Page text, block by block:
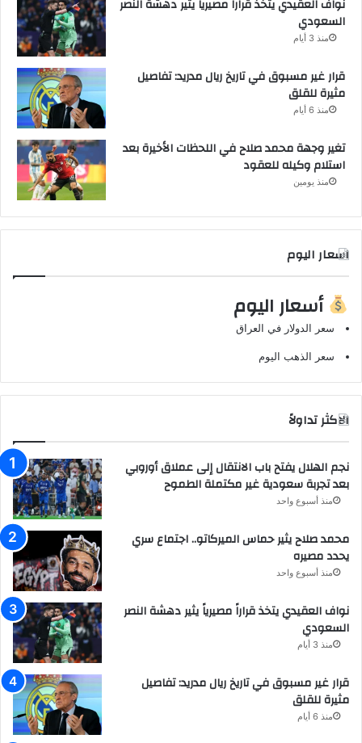
نواف العقيدي يتخذ قراراً مصيرياً يثير دهشة النصر
السعودي
منذ 3 أيام
قرار غير مسبوق في تاريخ ريال مدريد: تفاصيل
مثيرة للقلق
منذ 6 أيام
تغير وجهة محمد صلاح في اللحظات الأخيرة بعد
استلام وكيله للعقود
منذ يومين
اسعار اليوم
أسعار اليوم
سعر الدولار في العراق
سعر الذهب اليوم
الاكثر تداولاً
نجم الهلال يفتح باب الانتقال إلى عملاق أوروبي
بعد تجربة سعودية غير مكتملة الطموح
منذ أسبوع واحد
محمد صلاح يثير حماس الميركاتو.. اجتماع سري
يحدد مصيره
منذ أسبوع واحد
نواف العقيدي يتخذ قراراً مصيرياً يثير دهشة النصر
السعودي
منذ 3 أيام
قرار غير مسبوق في تاريخ ريال مدريد: تفاصيل
مثيرة للقلق
منذ 6 أيام